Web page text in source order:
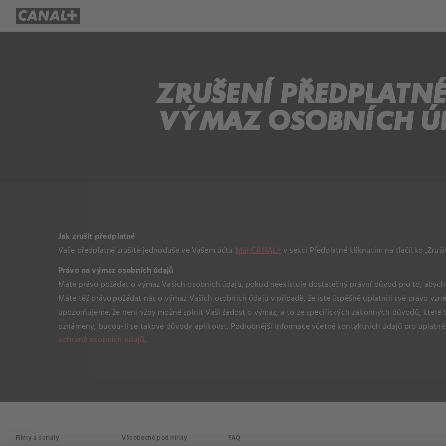
ZRUŠENÍ
VÝMAZ OSOBNÍCH
Jak zrušit předplatné
Vaše předplatné zrušíte jednoduše ve Vašem účtu Můj CANAL+v sekci Předplatné kliknutím na tlačítko
Právo na výmaz osobních údajů
Máte právo požádat o výmaz Vašich osobních údajů, pokud neexistuje dostatečný právní důvod pro to,
Máte též právo požádat nás o výmaz Vašich osobních údajů v případě, že jste úspěšně uplatnili své právo
upozorňujeme, že není vždy možné splnit Vaši žádost o výmaz, a to ze specifických zákonných důvodů,
oznámeny, budou-li se takové důvody aplikovat. Podrobnější informace včetně kontaktních údajů pro
ochraně osobních údajů.
Filmy a seriály Všeobecné podmínky FAQ